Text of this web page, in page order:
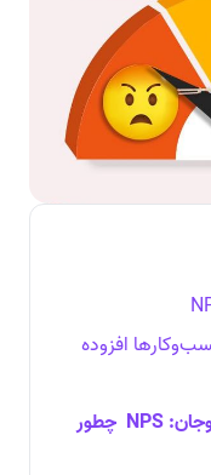
افزوده
NPS چطور